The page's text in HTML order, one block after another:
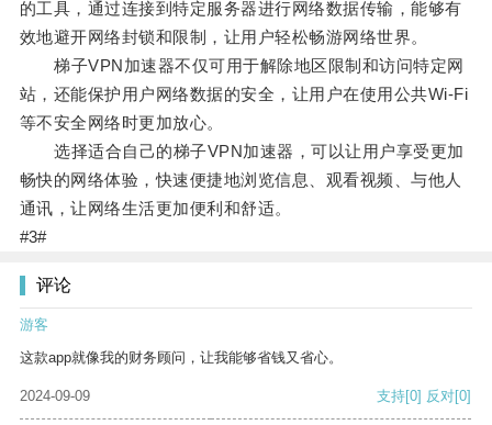
的工具，通过连接到特定服务器进行网络数据传输，能够有
效地避开网络封锁和限制，让用户轻松畅游网络世界。
梯子VPN加速器不仅可用于解除地区限制和访问特定网
站，还能保护用户网络数据的安全，让用户在使用公共Wi-Fi
等不安全网络时更加放心。
选择适合自己的梯子VPN加速器，可以让用户享受更加
畅快的网络体验，快速便捷地浏览信息、观看视频、与他人
通讯，让网络生活更加便利和舒适。
#3#
评论
游客
这款app就像我的财务顾问，让我能够省钱又省心。
2024-09-09 支持[0] 反对[0]